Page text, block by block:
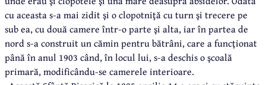
cu aceasta s-a mai zidit şi o clopotniţă cu turn şi trecere pe
sub ea, cu două camere într-o parte şi alta, iar în partea de
nord s-a construit un cămin pentru bătrâni, care a funcţionat
până în anul 1903 când, în locul lui, s-a deschis o şcoală
primară, modificându-se camerele interioare.